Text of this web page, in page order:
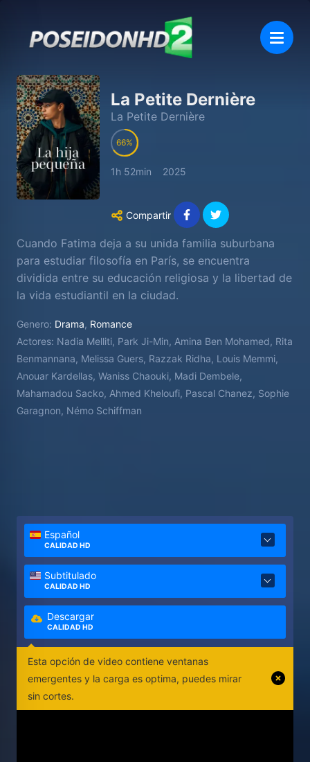
La Petite Dernière
La Petite Dernière
66
1h 52min 2025
Compartir
Cuando Fatima deja a su unida familia suburbana
para estudiar filosofía en París, se encuentra
dividida entre su educación religiosa y la libertad de
la vida estudiantil en la ciudad.
Genero: Drama, Romance
Actores: Nadia Melliti, Park Ji-Min, Amina Ben Mohamed, Rita
Benmannana, Melissa Guers, Razzak Ridha, Louis Memmi,
Anouar Kardellas, Waniss Chaouki, Madi Dembele,
Mahamadou Sacko, Ahmed Kheloufi, Pascal Chanez, Sophie
Garagnon, Némo Schiffman
Español
CALIDAD HD
Subtitulado
CALIDAD HD
Descargar
CALIDAD HD
Esta opción de video contiene ventanas
emergentes y la carga es optima, puedes mirar
sin cortes.